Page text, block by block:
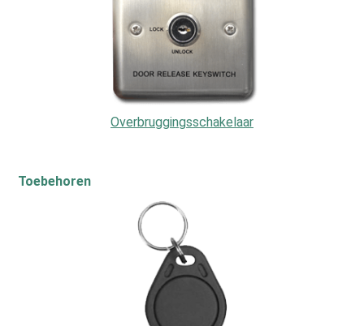
Overbruggingsschakelaar
Toebehoren